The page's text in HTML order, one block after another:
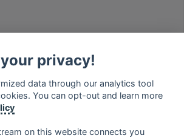
privacy!
data through our analytics tool
You can opt-out and learn more
on this website connects you